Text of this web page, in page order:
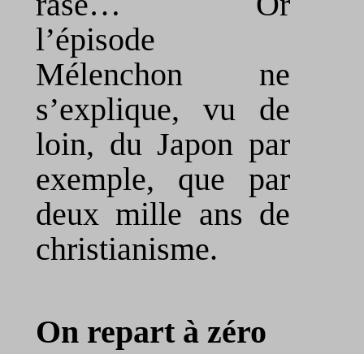
l’épisode
Mélenchon ne
s’explique, vu de
loin, du Japon par
exemple, que par
deux mille ans de
christianisme.
On repart à zéro